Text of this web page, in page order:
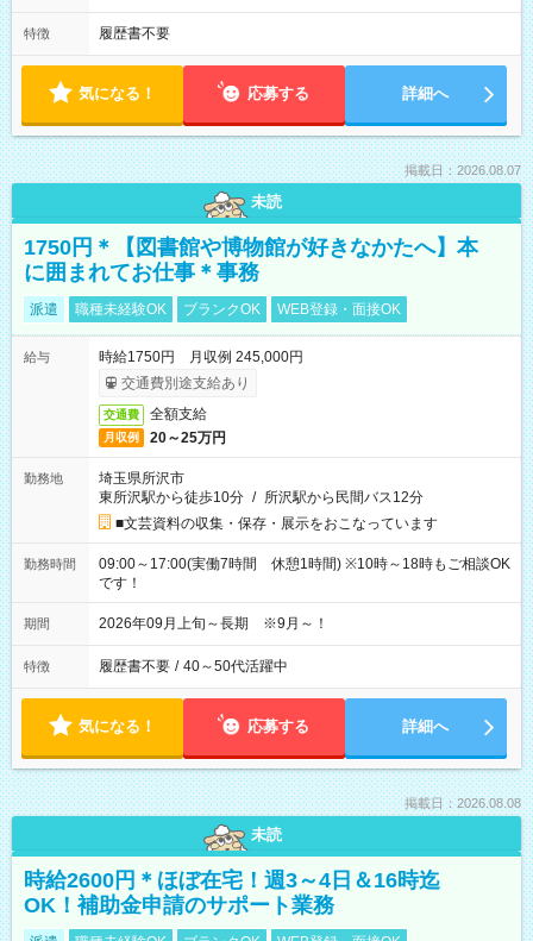
特徴 履歴書不要
気になる！ 応募する 詳細へ
掲載日：2026.08.07
未読
1750円＊【図書館や博物館が好きなかたへ】本
に囲まれてお仕事＊事務
派遣 職種未経験OK ブランクOK WEB登録・面接OK
給与
時給1750円 月収例 245,000円
交通費別途支給あり
交通費 全額支給
月収例 20～25万円
勤務地
埼玉県所沢市
東所沢駅から徒歩10分 / 所沢駅から民間バス12分
■文芸資料の収集・保存・展示をおこなっています
勤務時間
09:00～17:00(実働7時間 休憩1時間) ※10時～18時もご相談OK
です！
期間 2026年09月上旬～長期 ※9月～！
特徴 履歴書不要 / 40～50代活躍中
気になる！ 応募する 詳細へ
掲載日：2026.08.08
未読
時給2600円＊ほぼ在宅！週3～4日＆16時迄
OK！補助金申請のサポート業務